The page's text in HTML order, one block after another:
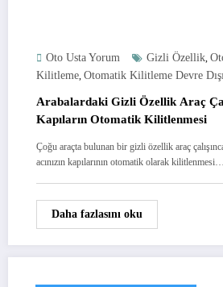
Oto Usta Yorum Gizli Özellik
Kilitleme Otomatik Kilitleme Devre Dışı
Arabalardaki Gizli Özellik Araç
Kapıların Otomatik Kilitlenmesi
Çoğu araçta bulunan bir gizli özellik araç
acınızın kapılarının otomatik olarak kilitlenmesi…
Daha fazlasını oku